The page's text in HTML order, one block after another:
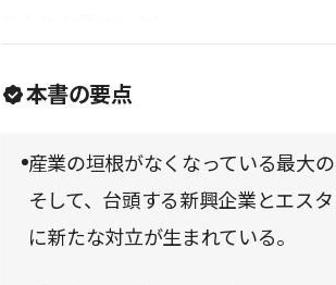
本書の要点
産業の垣根がなくなっている最大
そして、台頭する新興企業とエス
に新たな対立が生まれている。